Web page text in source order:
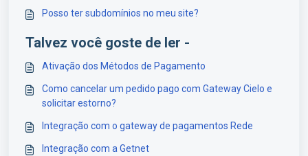
Posso ter subdomínios no meu site?
Talvez você goste de ler -
Ativação dos Métodos de Pagamento
Como cancelar um pedido pago com Gateway Cielo e
solicitar estorno?
Integração com o gateway de pagamentos Rede
Integração com a Getnet